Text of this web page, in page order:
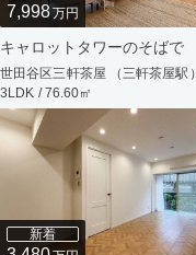
7,998万円
キャロットタワーのそばで
世田谷区三軒茶屋 （三軒茶屋駅）
3LDK / 76.60㎡
新着